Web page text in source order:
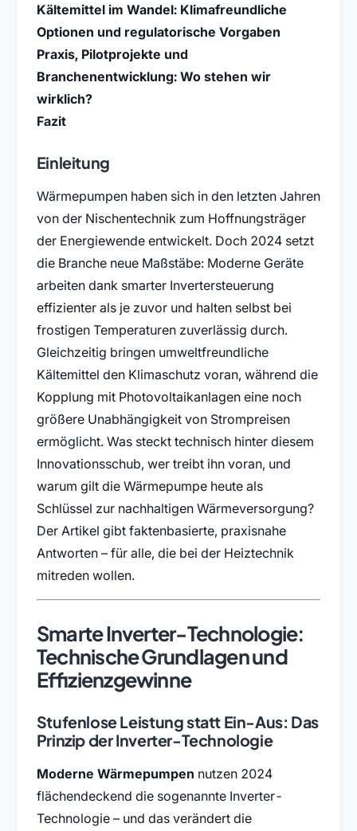
Kältemittel im Wandel: Klimafreundliche
Optionen und regulatorische Vorgaben
Praxis, Pilotprojekte und
Branchenentwicklung: Wo stehen wir
wirklich?
Fazit
Einleitung
Wärmepumpen haben sich in den letzten Jahren
von der Nischentechnik zum Hoffnungsträger
der Energiewende entwickelt. Doch 2024 setzt
die Branche neue Maßstäbe: Moderne Geräte
arbeiten dank smarter Invertersteuerung
effizienter als je zuvor und halten selbst bei
frostigen Temperaturen zuverlässig durch.
Gleichzeitig bringen umweltfreundliche
Kältemittel den Klimaschutz voran, während die
Kopplung mit Photovoltaikanlagen eine noch
größere Unabhängigkeit von Strompreisen
ermöglicht. Was steckt technisch hinter diesem
Innovationsschub, wer treibt ihn voran, und
warum gilt die Wärmepumpe heute als
Schlüssel zur nachhaltigen Wärmeversorgung?
Der Artikel gibt faktenbasierte, praxisnahe
Antworten – für alle, die bei der Heiztechnik
mitreden wollen.
Smarte Inverter-Technologie:
Technische Grundlagen und
Effizienzgewinne
Stufenlose Leistung statt Ein-Aus: Das
Prinzip der Inverter-Technologie
Moderne Wärmepumpen nutzen 2024
flächendeckend die sogenannte Inverter-
Technologie – und das verändert die